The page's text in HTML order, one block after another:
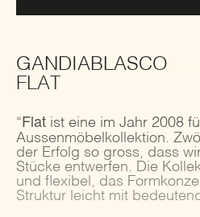
GANDIABLASCO
FLAT
“Flat ist eine im Jahr 2008
Aussenmöbelkollektion.
der Erfolg so gross, dass
Stücke entwerfen. Die
und flexibel, das
Struktur leicht mit